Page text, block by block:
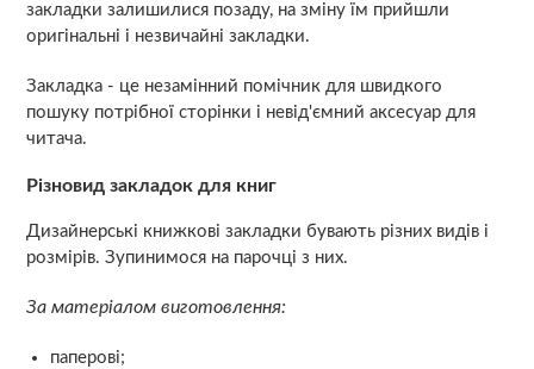
закладки залишилися позаду, на зміну їм прийшли
оригінальні і незвичайні закладки.
Закладка - це незамінний помічник для швидкого
пошуку потрібної сторінки і невід'ємний аксесуар для
читача.
Різновид закладок для книг
Дизайнерські книжкові закладки бувають різних видів і
розмірів. Зупинимося на парочці з них.
За матеріалом виготовлення:
паперові;